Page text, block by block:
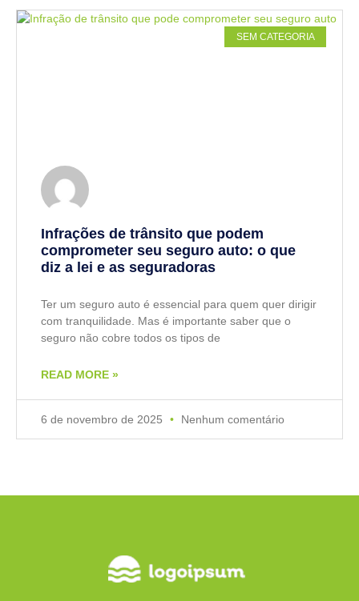
SEM CATEGORIA
Infrações de trânsito que podem
comprometer seu seguro auto: o que
diz a lei e as seguradoras
Ter um seguro auto é essencial para quem quer dirigir
com tranquilidade. Mas é importante saber que o
seguro não cobre todos os tipos de
READ MORE »
6 de novembro de 2025 Nenhum comentário